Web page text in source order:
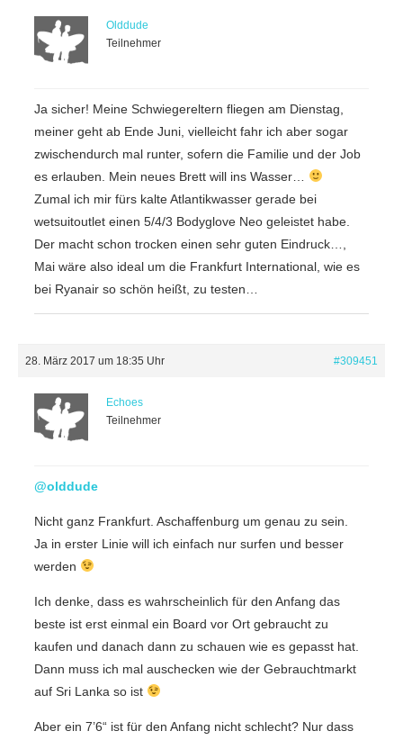
Olddude
Teilnehmer
Ja sicher! Meine Schwiegereltern fliegen am Dienstag,
meiner geht ab Ende Juni, vielleicht fahr ich aber sogar
zwischendurch mal runter, sofern die Familie und der Job
es erlauben. Mein neues Brett will ins Wasser…
Zumal ich mir fürs kalte Atlantikwasser gerade bei
wetsuitoutlet einen 5/4/3 Bodyglove Neo geleistet habe.
Der macht schon trocken einen sehr guten Eindruck…,
Mai wäre also ideal um die Frankfurt International, wie es
bei Ryanair so schön heißt, zu testen…
28. März 2017 um 18:35 Uhr #309451
Echoes
Teilnehmer
@olddude
Nicht ganz Frankfurt. Aschaffenburg um genau zu sein.
Ja in erster Linie will ich einfach nur surfen und besser
werden
Ich denke, dass es wahrscheinlich für den Anfang das
beste ist erst einmal ein Board vor Ort gebraucht zu
kaufen und danach dann zu schauen wie es gepasst hat.
Dann muss ich mal auschecken wie der Gebrauchtmarkt
auf Sri Lanka so ist
Aber ein 7’6“ ist für den Anfang nicht schlecht? Nur dass